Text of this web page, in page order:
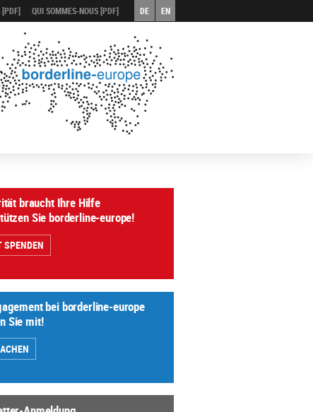
[PDF] QUI SOMMES-NOUS [PDF] DE EN
braucht Ihre Hilfe
Sie borderline-europe!
SPENDEN
bei borderline-europe
Sie mit!